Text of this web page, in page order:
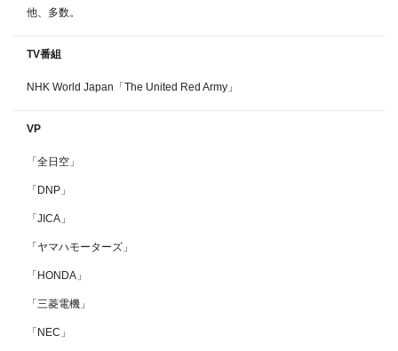
他、多数。
TV番組
NHK World Japan「The United Red Army」
VP
「全日空」
「DNP」
「JICA」
「ヤマハモーターズ」
「HONDA」
「三菱電機」
「NEC」